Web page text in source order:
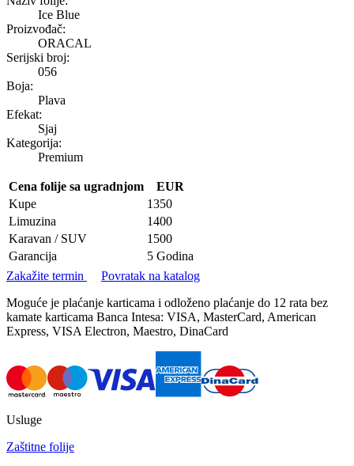
Ice Blue
Proizvođač:
ORACAL
Serijski broj:
056
Boja:
Plava
Efekat:
Sjaj
Kategorija:
Premium
Cena folije sa ugradnjom
EUR
Kupe
1350
Limuzina
1400
Karavan / SUV
1500
Garancija
5 Godina
Zakažite termin
Povratak na katalog
Moguće je plaćanje karticama i odloženo plaćanje do 12 rata bez
kamate karticama Banca Intesa: VISA, MasterCard, American
Express, VISA Electron, Maestro, DinaCard
Usluge
Zaštitne folije